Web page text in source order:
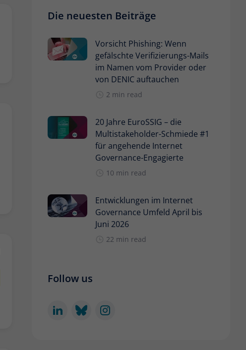
Die neuesten Beiträge
Vorsicht Phishing: Wenn
gefälschte Verifizierungs-Mails
im Namen vom Provider oder
von DENIC auftauchen
2 min read
20 Jahre EuroSSIG – die
Multistakeholder-Schmiede #1
für angehende Internet
Governance-Engagierte
10 min read
Entwicklungen im Internet
Governance Umfeld April bis
Juni 2026
22 min read
Follow us